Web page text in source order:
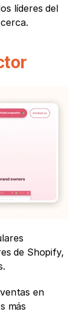
líderes del
de Shopify,
en
más